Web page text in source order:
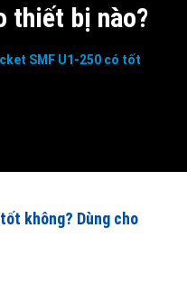
thiết bị nào?
SMF U1-250 có tốt
không? Dùng cho